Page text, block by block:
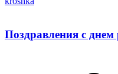
Поздравления с днем